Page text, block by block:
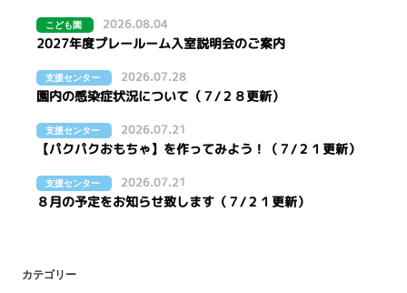
こども園 2026.08.04
2027年度プレールーム入室説明会のご案内
支援センター 2026.07.28
園内の感染症状況について（７/２８更新）
支援センター 2026.07.21
【パクパクおもちゃ】を作ってみよう！（７/２１更新）
支援センター 2026.07.21
８月の予定をお知らせ致します（７/２１更新）
カテゴリー